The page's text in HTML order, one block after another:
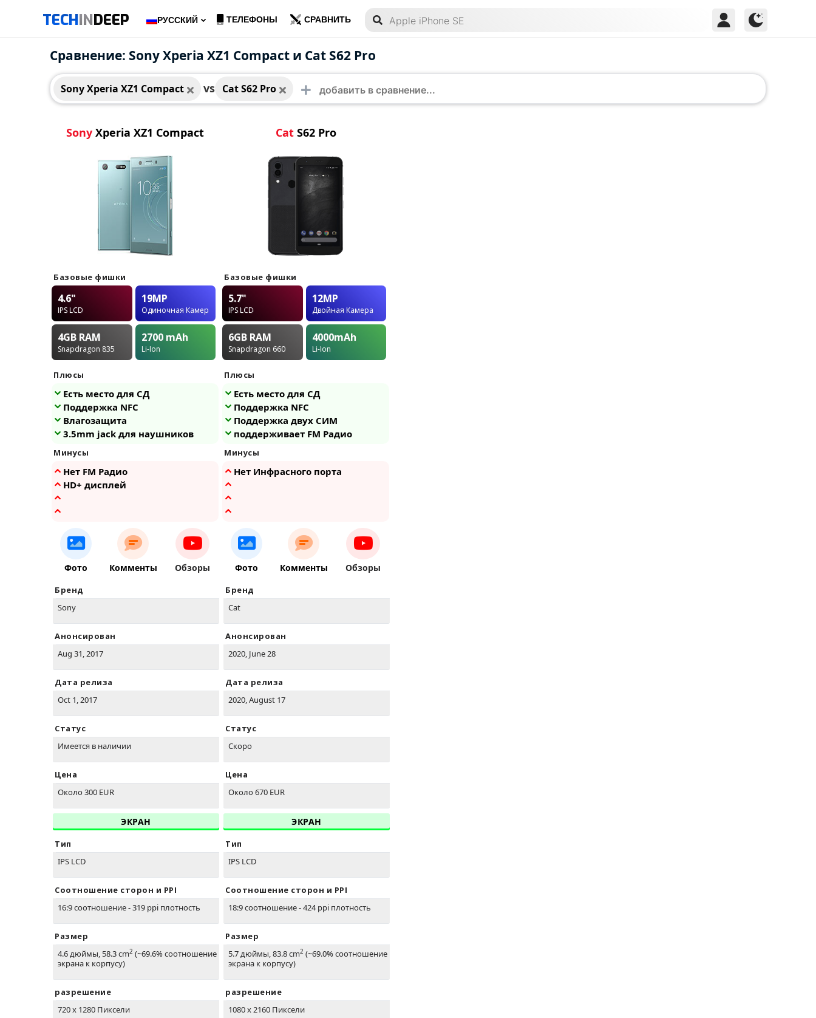
TECHINDEEP РУССКИЙ ТЕЛЕФОНЫ СРАВНИТЬ
Сравнение: Sony Xperia XZ1 Compact и Cat S62 Pro
Sony Xperia XZ1 Compact vs Cat S62 Pro
Sony Xperia XZ1 Compact
Sony Xperia XZ1 Compact
Базовые фишки
4.6"
IPS LCD
19MP
Одиночная Камера
4GB RAM
Snapdragon 835
2700mAh
Li-Ion
Плюсы
Есть место для СД
Поддержка NFC
Влагозащита
3.5mm jack для наушников
Минусы
Нет FM Радио
HD+ дисплей
Фото Комменты Обзоры
Бренд
Sony
Анонсирован
Aug 31, 2017
Дата релиза
Oct 1, 2017
Статус
Имеется в наличии
Цена
Около 300 EUR
ЭКРАН
Тип
IPS LCD
Соотношение сторон и PPI
16:9 соотношение - 319 ppi плотность
Размер
4.6 дюймы, 58.3 cm2 (~69.6% соотношение
экрана к корпусу)
разрешение
720 x 1280 Пиксели
Cat S62 Pro
Cat S62 Pro
Базовые фишки
5.7"
IPS LCD
12MP
Двойная Камера
6GB RAM
Snapdragon 660
4000mAh
Li-Ion
Плюсы
Есть место для СД
Поддержка NFC
Поддержка двух СИМ
поддерживает FM Радио
Минусы
Нет Инфрасного порта
Фото Комменты Обзоры
Бренд
Cat
Анонсирован
2020, June 28
Дата релиза
2020, August 17
Статус
Скоро
Цена
Около 670 EUR
ЭКРАН
Тип
IPS LCD
Соотношение сторон и PPI
18:9 соотношение - 424 ppi плотность
Размер
5.7 дюймы, 83.8 cm2 (~69.0% соотношение
экрана к корпусу)
разрешение
1080 x 2160 Пиксели